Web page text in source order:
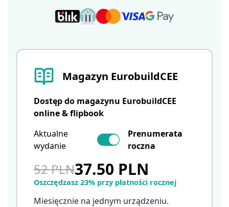
Magazyn EurobuildCEE
Dostęp do magazynu EurobuildCEE
online & flipbook
Aktualne
wydanie
Prenumerata
roczna
52 PLN37.50 PLN
Oszczędzasz 23% przy płatności rocznej
Miesięcznie na jednym urządzeniu.